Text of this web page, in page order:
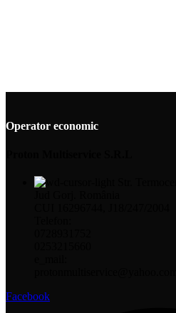
Operator economic
Facebook